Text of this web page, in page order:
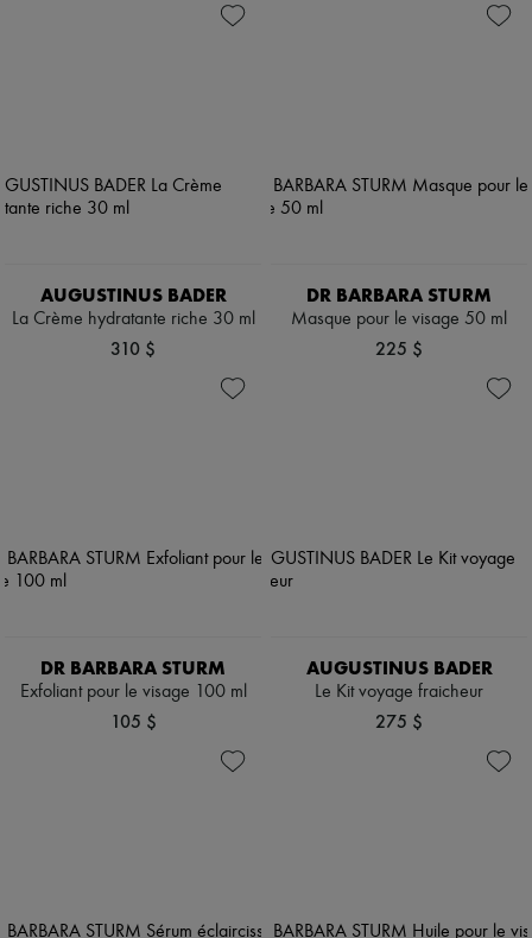
AUGUSTINUS BADER
La Crème hydratante riche 30 ml
310 $
DR BARBARA STURM
Masque pour le visage 50 ml
225 $
DR BARBARA STURM
Exfoliant pour le visage 100 ml
105 $
AUGUSTINUS BADER
Le Kit voyage fraicheur
275 $